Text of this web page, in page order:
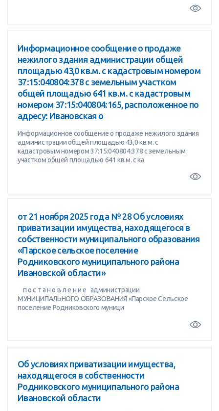
Информационное сообщение о продаже
нежилого здания администрации общей
площадью 43,0 кв.м. с кадастровым номером
37:15:040804:378 с земельным участком
общей площадью 641 кв.м. с кадастровым
номером 37:15:040804:165, расположенное по
адресу: Ивановская о
Информационное сообщение о продаже нежилого здания
администрации общей площадью 43,0 кв.м. с
кадастровым номером 37:15:040804:378 с земельным
участком общей площадью 641 кв.м. с ка
от 21 ноября 2025 года № 28 Об условиях
приватизации имущества, находящегося в
собственности муниципального образования
«Парское сельское поселение
Родниковского муниципального района
Ивановской области»
п о с т а н о в л е н и е администрации
МУНИЦИПАЛЬНОГО ОБРАЗОВАНИЯ «Парское Сельское
поселение Родниковского муници
Об условиях приватизации имущества,
находящегося в собственности
Родниковского муниципального района
Ивановской области